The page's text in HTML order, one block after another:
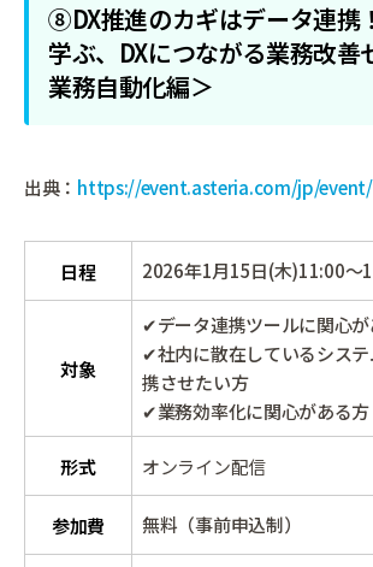
⑧DX推進のカギはデータ連携
学ぶ、DXにつながる業務改善
業務自動化編＞
出典： https://event.asteria.com/jp/
日程 2026年1月15日(木)11:00～
対象
✔データ連携ツールに関心
✔社内に散在しているシス
携させたい方
✔業務効率化に関心がある方
形式 オンライン配信
参加費 無料（事前申込制）